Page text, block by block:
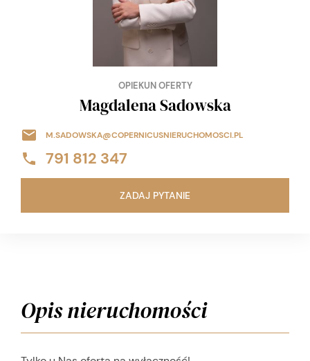
OPIEKUN OFERTY
Magdalena Sadowska
M.SADOWSKA@COPERNICUSNIERUCHOMOSCI.PL
791 812 347
ZADAJ PYTANIE
Opis nieruchomości